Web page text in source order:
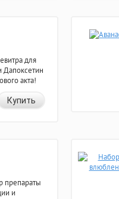
для
Дапоксетин
акта!
Купить
препараты
и